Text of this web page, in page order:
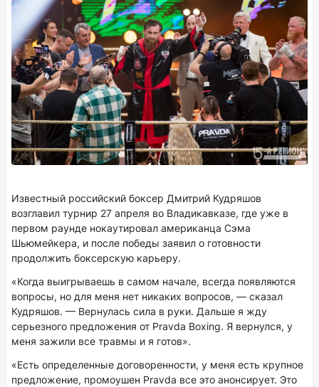
Известный российский боксер Дмитрий Кудряшов
возглавил турнир 27 апреля во Владикавказе, где уже в
первом раунде нокаутировал американца Сэма
Шьюмейкера, и после победы заявил о готовности
продолжить боксерскую карьеру.
«Когда выигрываешь в самом начале, всегда появляются
вопросы, но для меня нет никаких вопросов, — сказал
Кудряшов. — Вернулась сила в руки. Дальше я жду
серьезного предложения от Pravda Boxing. Я вернулся, у
меня зажили все травмы и я готов».
«Есть определенные договоренности, у меня есть крупное
предложение, промоушен Pravda все это анонсирует. Это